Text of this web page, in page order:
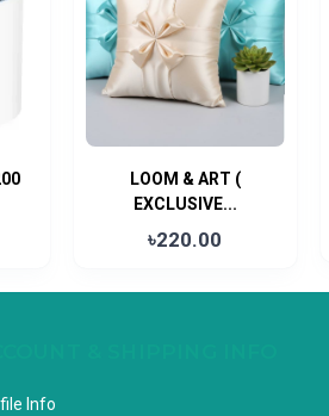
LOOM & ART (
EXCLUSIVE...
৳220.00
Info